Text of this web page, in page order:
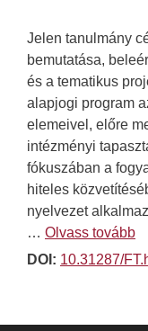
Jelen tanulmány
bemutatása,
és a tematikus
alapjogi program
elemeivel, előre
intézményi
fókuszában a
hiteles
nyelvezet
… Olvass tovább
DOI: 10.31287/